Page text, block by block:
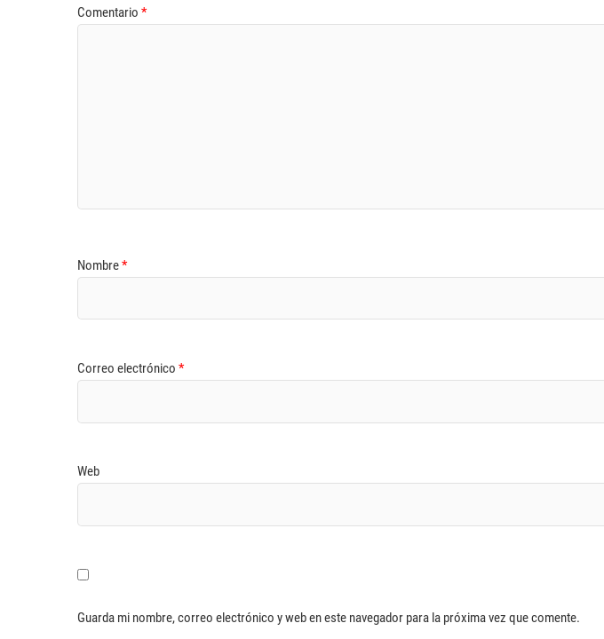
Comentario *
Nombre*
Correo electrónico *
Web
Guarda mi nombre, correo electrónico y web en este navegador para la próxima vez que comente.